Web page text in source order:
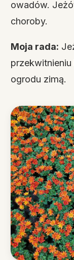
owadów.
choroby.
Moja rada:
ogrodu zimą.